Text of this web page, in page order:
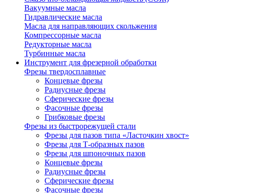
Вакуумные масла
Гидравлические масла
Масла для направляющих скольжения
Компрессорные масла
Редукторные масла
Турбинные масла
Инструмент для фрезерной обработки
Фрезы твердосплавные
Концевые фрезы
Радиусные фрезы
Сферические фрезы
Фасочные фрезы
Грибковые фрезы
Фрезы из быстрорежущей стали
Фрезы для пазов типа «Ласточкин хвост»
Фрезы для Т-образных пазов
Фрезы для шпоночных пазов
Концевые фрезы
Радиусные фрезы
Сферические фрезы
Фасочные фрезы